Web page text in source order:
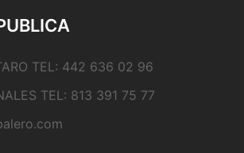
TEL: 442 636 02 96
TEL: 813 391 75 77